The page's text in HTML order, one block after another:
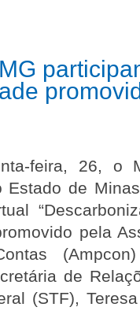
feira, 26, o
Estado de
pela
de
(STF),